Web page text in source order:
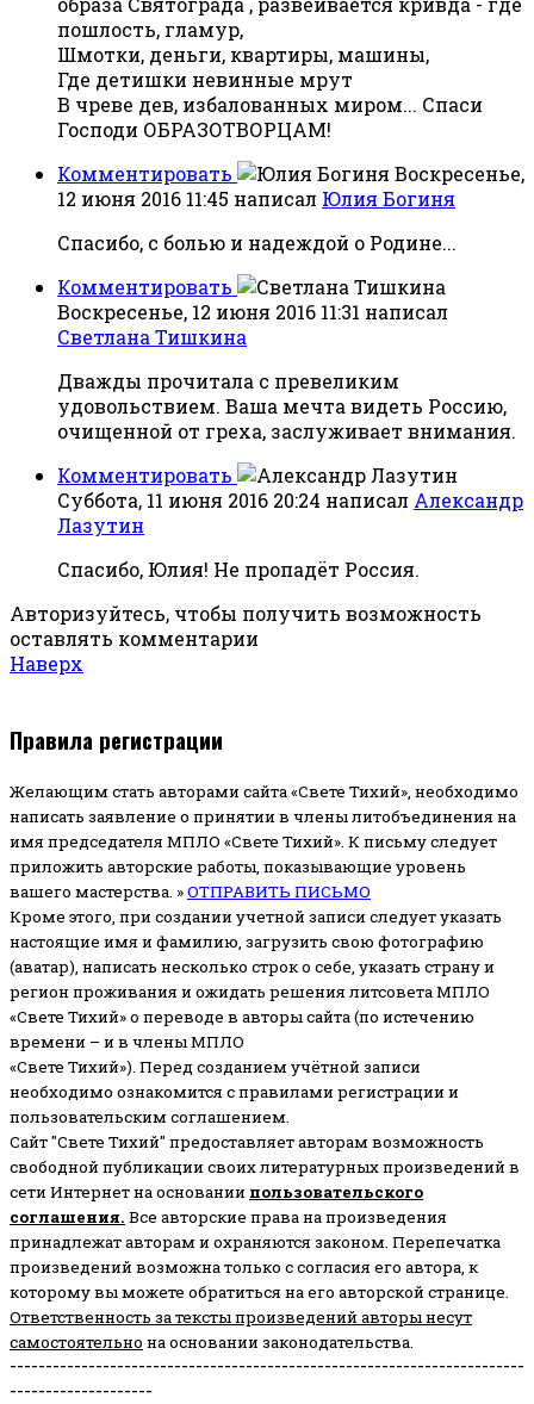
пошлость, гламур,
Шмотки, деньги, квартиры, машины,
Где детишки невинные мрут
В чреве дев, избалованных миром... Спаси
Господи ОБРАЗОТВОРЦАМ!
Комментировать
Воскресенье,
12 июня 2016 11:45 написал Юлия Богиня
Спасибо, с болью и надеждой о Родине...
Комментировать
Воскресенье, 12 июня 2016 11:31 написал
Светлана Тишкина
Дважды прочитала с превеликим
удовольствием. Ваша мечта видеть Россию,
очищенной от греха, заслуживает внимания.
Комментировать
Суббота, 11 июня 2016 20:24 написал Александр
Лазутин
Спасибо, Юлия! Не пропадёт Россия.
Авторизуйтесь, чтобы получить возможность
оставлять комментарии
Наверх
Правила регистрации
Желающим стать авторами сайта «Свете Тихий», необходимо
написать заявление о принятии в члены литобъединения на
имя председателя МПЛО «Свете Тихий». К письму следует
приложить авторские работы, показывающие уровень
вашего мастерства. »ОТПРАВИТЬ ПИСЬМО
Кроме этого, при создании учетной записи следует указать
настоящие имя и фамилию, загрузить свою фотографию
(аватар), написать несколько строк о себе, указать страну и
регион проживания и ожидать решения литсовета МПЛО
«Свете Тихий» о переводе в авторы сайта (по истечению
времени – и в члены МПЛО
«Свете Тихий»). Перед созданием учётной записи
необходимо ознакомится с правилами регистрации и
пользовательским соглашением.
Сайт "Свете Тихий" предоставляет авторам возможность
свободной публикации своих литературных произведений в
сети Интернет на основании пользовательского
соглашения. Все авторские права на произведения
принадлежат авторам и охраняются законом. Перепечатка
произведений возможна только с согласия его автора, к
которому вы можете обратиться на его авторской странице.
Ответственность за тексты произведений авторы несут
самостоятельно на основании законодательства.
------------------------------------------------------------------------
--------------------